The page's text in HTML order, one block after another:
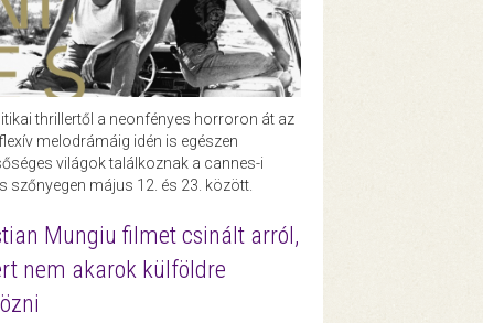
thrillertől a neonfényes horroron át az
melodrámáig idén is egészen
világok találkoznak a cannes-i
szőnyegen május 12. és 23. között.
Mungiu filmet csinált arról,
nem akarok külföldre